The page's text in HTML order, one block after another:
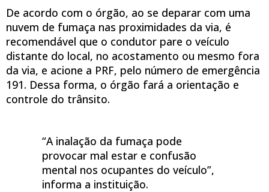
De acordo com o órgão, ao se deparar com uma
nuvem de fumaça nas proximidades da via, é
recomendável que o condutor pare o veículo
distante do local, no acostamento ou mesmo fora
da via, e acione a PRF, pelo número de emergência
191. Dessa forma, o órgão fará a orientação e
controle do trânsito.
“A inalação da fumaça pode
provocar mal estar e confusão
mental nos ocupantes do veículo”,
informa a instituição.